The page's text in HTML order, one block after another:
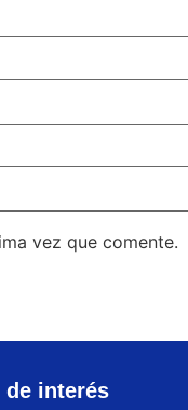
vez que comente.
de interés